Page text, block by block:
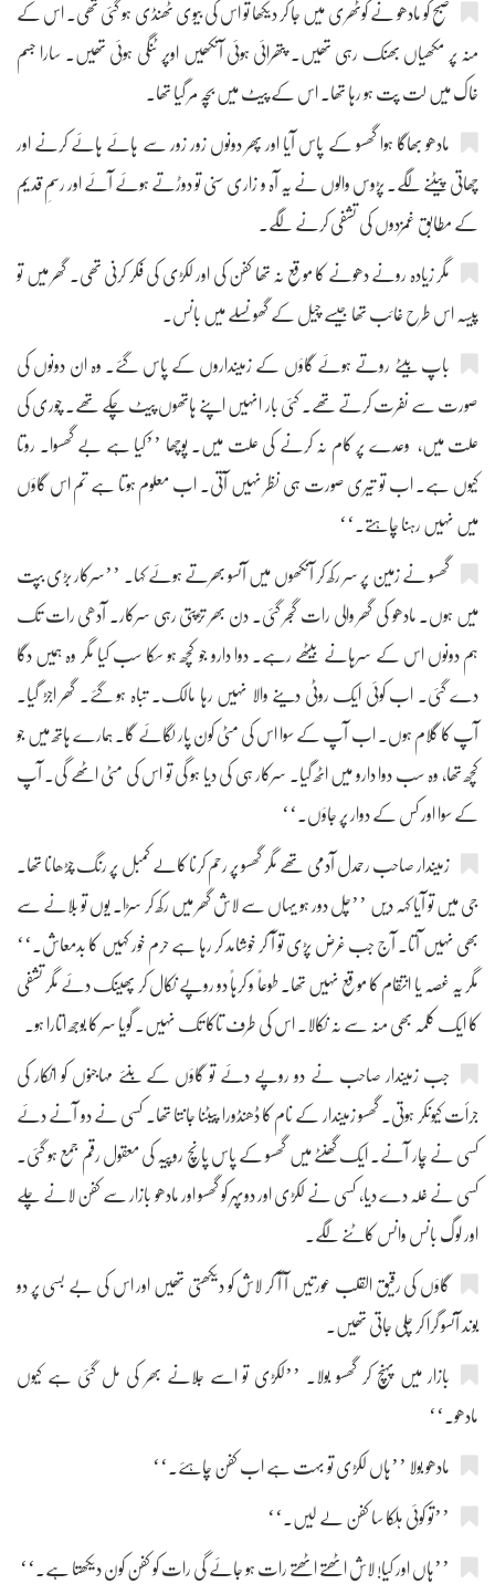
صبح کو مادھو نے کوٹھری میں جا کر دیکھا تو اس کی بیوی ٹھنڈی ہو گئی تھی۔ اس کے
منہ پر مکھیاں بھنک رہی تھیں۔ پتھرائی ہوئی آنکھیں اوپر ٹنگی ہوئی تھیں۔ سارا جسم
خاک میں لت پت ہو رہا تھا۔ اس کے پیٹ میں بچہ مر گیا تھا۔
مادھو بھاگا ہوا گھسو کے پاس آیا اور پھر دونوں زور زور سے ہائے ہائے کرنے اور
چھاتی پیٹنے لگے۔ پڑوس والوں نے یہ آہ و زاری سنی تو دوڑتے ہوئے آئے اور رسمِ قدیم
کے مطابق غمزدوں کی تشفی کرنے لگے۔
مگر زیادہ رونے دھونے کا موقع نہ تھا کفن کی اور لکڑی کی فکر کرنی تھی۔ گھر میں تو
پیسہ اس طرح غائب تھا جیسے چیل کے گھونسلے میں بانس۔
باپ بیٹے روتے ہوئے گاؤں کے زمینداروں کے پاس گئے۔ وہ ان دونوں کی
صورت سے نفرت کرتے تھے۔ کئی بار انہیں اپنے ہاتھوں پیٹ چکے تھے۔ چوری کی
علت میں، وعدے پر کام نہ کرنے کی علت میں۔ پوچھا ’’کیا ہے بے گھسوا۔ روتا
کیوں ہے۔ اب تو تیری صورت ہی نظر نہیں آتی۔ اب معلوم ہوتا ہے تم اس گاؤں
میں نہیں رہنا چاہتے۔‘‘
گھسو نے زمین پر سر رکھ کر آنکھوں میں آنسو بھرتے ہوئے کہا۔ ’’سرکار بڑی بپت
میں ہوں۔ مادھو کی گھر والی رات گجر گئی۔ دن بھر تڑپتی رہی سرکار۔ آدھی رات تک
ہم دونوں اس کے سرہانے بیٹھے رہے۔ دوا دارو جو کچھ ہو سکا سب کیا مگر وہ ہمیں دگا
دے گئی۔ اب کوئی ایک روٹی دینے والا نہیں رہا مالک۔ تباہ ہو گئے۔ گھر اجڑ گیا۔
آپ کا گلام ہوں۔ اب آپ کے سوا اس کی مٹی کون پار لگائے گا۔ ہمارے ہاتھ میں جو
کچھ تھا، وہ سب دوا دارو میں اٹھ گیا۔ سرکار ہی کی دیا ہو گی تو اس کی مٹی اٹھے گی۔ آپ
کے سوا اور کس کے دوار پر جاؤں۔‘‘
زمیندار صاحب رحمدل آدمی تھے مگر گھسو پر رحم کرنا کالے کمبل پر رنگ چڑھانا تھا۔
جی میں تو آیا کہہ دیں ’’چل دور ہو یہاں سے لاش گھر میں رکھ کر سڑا۔ یوں تو بلانے سے
بھی نہیں آتا۔ آج جب غرض پڑی تو آ کر خوشامد کر رہا ہے حرم خور کہیں کا بدمعاش۔‘‘
مگر یہ غصہ یا انتقام کا موقع نہیں تھا۔ طوعاً و کرہاً دو روپے نکال کر پھینک دئے مگر تشفی
کا ایک کلمہ بھی منہ سے نہ نکالا۔ اس کی طرف تاکا تک نہیں۔ گویا سر کا بوجھ اتارا ہو۔
جب زمیندار صاحب نے دو روپے دئے تو گاؤں کے بنئے مہاجنوں کو انکار کی
جرأت کیونکر ہوتی۔ گھسو زمیندار کے نام کا ڈھنڈورا پیٹنا جانتا تھا۔ کسی نے دو آنے دئے
کسی نے چار آنے۔ ایک گھنٹے میں گھسو کے پاس پانچ روپیہ کی معقول رقم جمع ہو گئی۔
کسی نے غلہ دے دیا، کسی نے لکڑی اور دوپہر کو گھسو اور مادھو بازار سے کفن لانے چلے
اور لوگ بانس وانس کاٹنے لگے۔
گاؤں کی رقیق القلب عورتیں آ آ کر لاش کو دیکھتی تھیں اور اس کی بے بسی پر دو
بوند آنسو گرا کر چلی جاتی تھیں۔
بازار میں پہنچ کر گھسو بولا۔ ’’لکڑی تو اسے جلانے بھر کی مل گئی ہے کیوں
مادھو۔‘‘
مادھو بولا ’’ہاں لکڑی تو بہت ہے اب کفن چاہئے۔‘‘
’’تو کوئی ہلکا سا کفن لے لیں۔‘‘
’’ہاں اور کیا! لاش اٹھتے اٹھتے رات ہو جائے گی رات کو کفن کون دیکھتا ہے۔‘‘